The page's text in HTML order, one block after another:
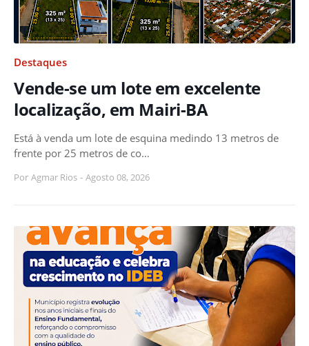
Destaques
Vende-se um lote em excelente
localização, em Mairi-BA
Está à venda um lote de esquina medindo 13 metros de
frente por 25 metros de co…
Por Agmar Rios - Agosto 08, 2026